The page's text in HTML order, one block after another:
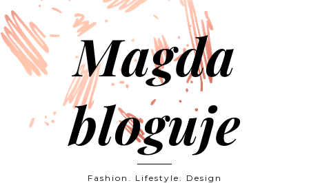
Magda
bloguje
Fashion. Lifestyle. Design